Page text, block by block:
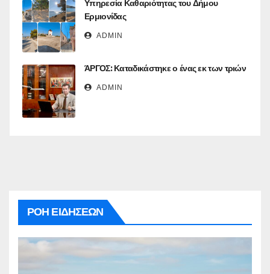
Υπηρεσία Καθαριότητας του Δήμου
Ερμιονίδας
ADMIN
ΆΡΓΟΣ: Καταδικάστηκε ο ένας εκ των τριών
ADMIN
ΡΟΗ ΕΙΔΗΣΕΩΝ